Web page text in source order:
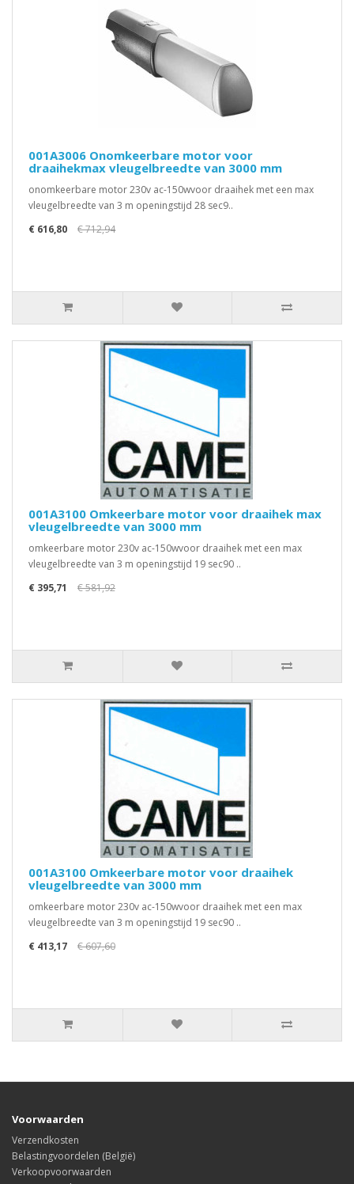
001A3006 Onomkeerbare motor voor
draaihekmax vleugelbreedte van 3000 mm
onomkeerbare motor 230v ac-150wvoor draaihek met een max
vleugelbreedte van 3 m openingstijd 28 sec9..
€ 616,80
€ 712,94
001A3100 Omkeerbare motor voor draaihek max
vleugelbreedte van 3000 mm
omkeerbare motor 230v ac-150wvoor draaihek met een max
vleugelbreedte van 3 m openingstijd 19 sec90 ..
€ 395,71
€ 581,92
001A3100 Omkeerbare motor voor draaihek
vleugelbreedte van 3000 mm
omkeerbare motor 230v ac-150wvoor draaihek met een max
vleugelbreedte van 3 m openingstijd 19 sec90 ..
€ 413,17
€ 607,60
Voorwaarden
Verzendkosten
Belastingvoordelen (België)
Verkoopvoorwaarden